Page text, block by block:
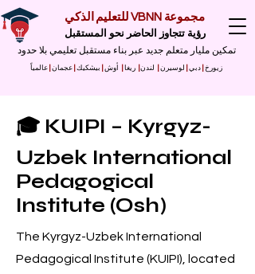
مجموعة VBNN للتعليم الذكي
رؤية تتجاوز الحاضر نحو المستقبل
تمكين مليار متعلم جديد عبر بناء مستقبل تعليمي بلا حدود
زيورخ دبي لوسيرن لندن ريغا أوش بيشكيك عجمان |عالمياً
🎓 KUIPI – Kyrgyz-
Uzbek International
Pedagogical
Institute (Osh)
The Kyrgyz-Uzbek International
Pedagogical Institute (KUIPI), located